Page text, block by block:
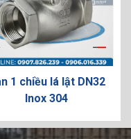
1 chiều lá lật DN32
Inox 304